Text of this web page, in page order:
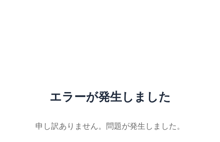
エラーが発生しました
申し訳ありません。問題が発生しました。